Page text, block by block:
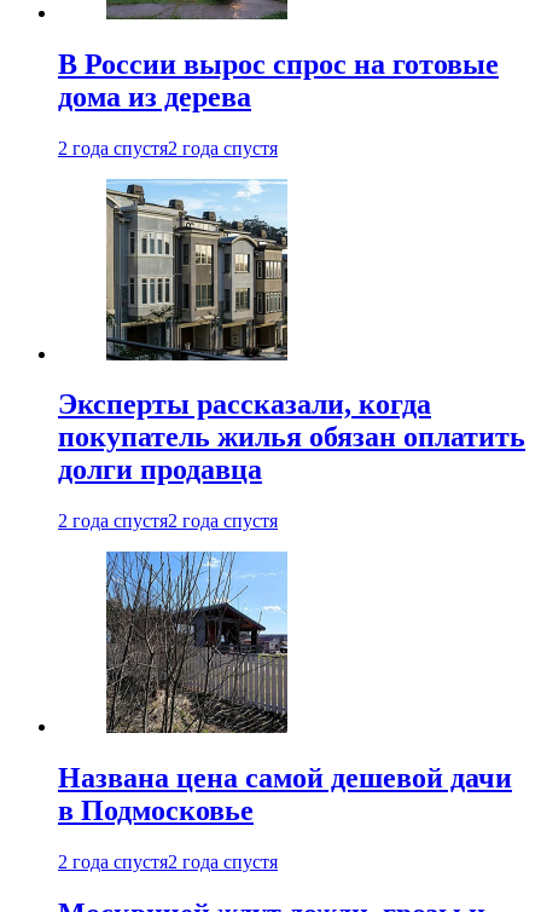
В России вырос спрос на готовые
дома из дерева
2 года спустя2 года спустя
Эксперты рассказали, когда
покупатель жилья обязан оплатить
долги продавца
2 года спустя2 года спустя
Названа цена самой дешевой дачи
в Подмосковье
2 года спустя2 года спустя